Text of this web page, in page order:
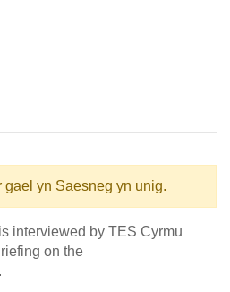
gael yn Saesneg yn unig.
interviewed by TES Cyrmu
on the